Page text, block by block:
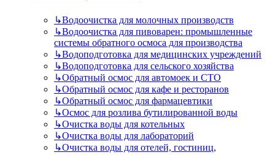
↳Водоочистка для молочных производств
↳Водоочистка для пивоварен: промышленные
системы обратного осмоса для производства
↳Водоподготовка для медицинских учреждений
↳Водоподготовка для сельского хозяйства
↳Обратный осмос для автомоек и СТО
↳Обратный осмос для кафе и ресторанов
↳Обратный осмос для фармацевтики
↳Осмос для розлива бутилированной воды
↳Очистка воды для котельных
↳Очистка воды для лабораторий
↳Очистка воды для отелей, гостиниц,